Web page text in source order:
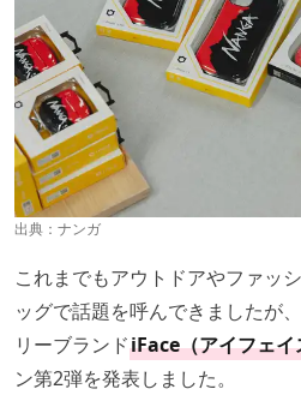
出典： ナンガ
これまでもアウトドアやファッ
ッグで話題を呼んできましたが
リーブランドiFace（アイフェイ
ン第2弾を発表しました。